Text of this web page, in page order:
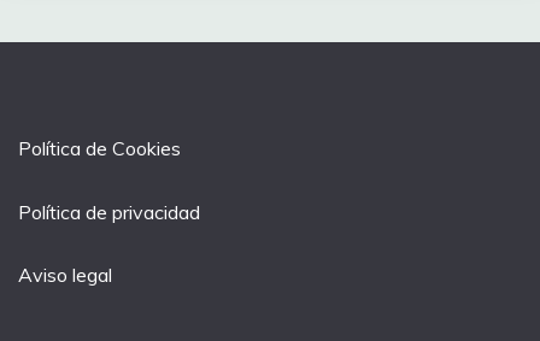
Política de Cookies
Política de privacidad
Aviso legal